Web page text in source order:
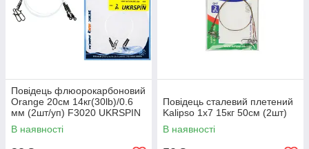
Повідець флюорокарбоновий
Orange 20см 14кг(30lb)/0.6
мм (2шт/уп) F3020 UKRSPIN
Spinning Fluoro Leader
Sunline
В наявності
Повідець сталевий плетений
Kalipso 1x7 15кг 50см (2шт)
В наявності